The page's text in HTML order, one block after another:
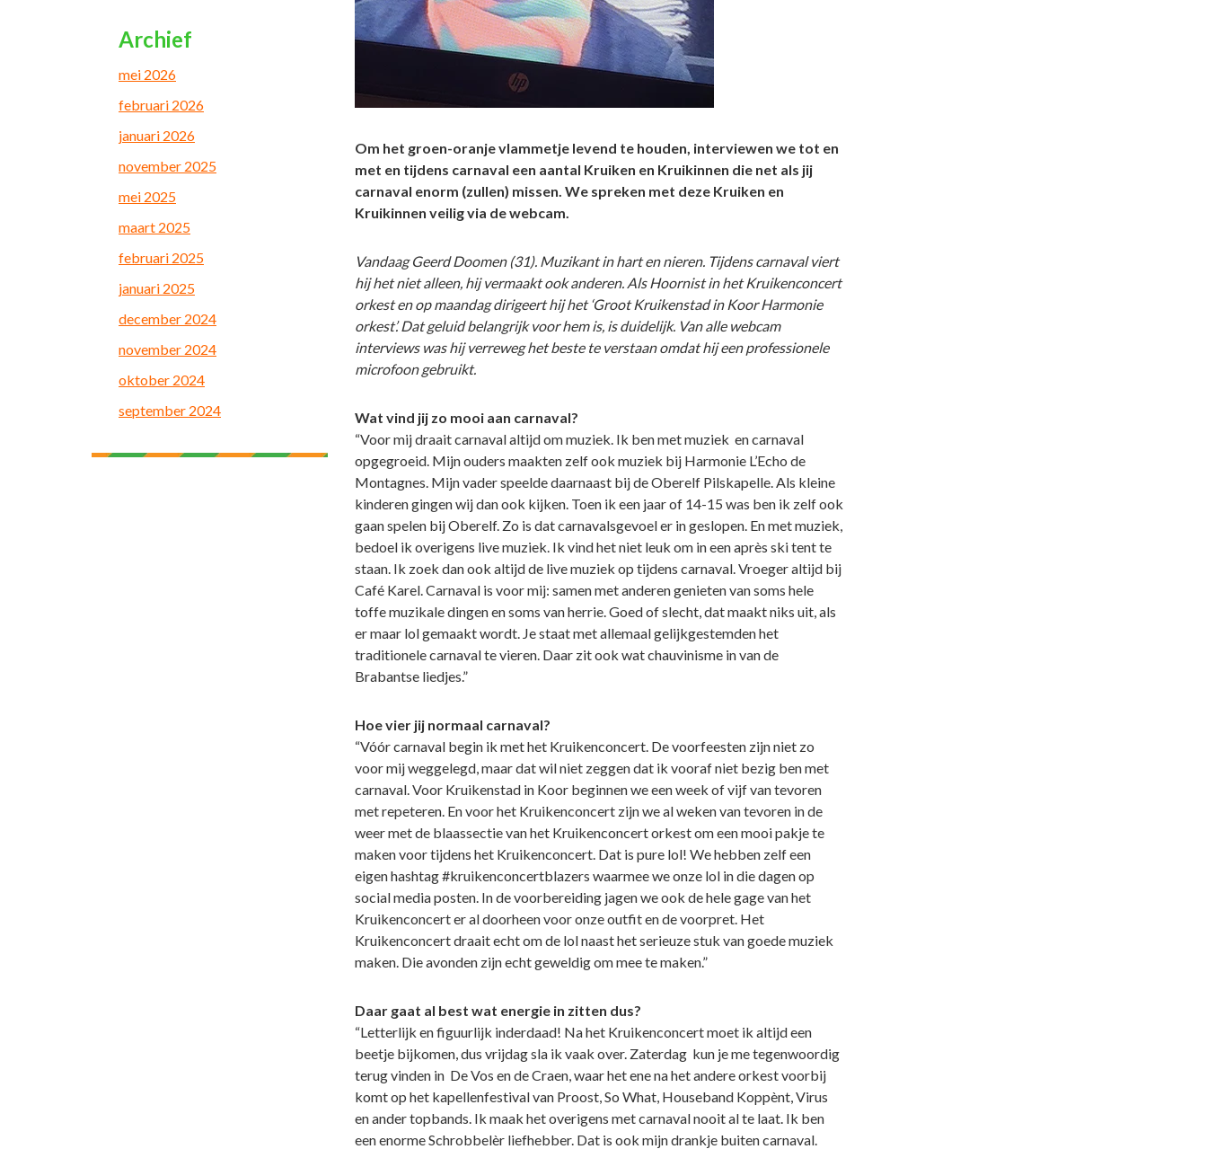
Archief
mei 2026
februari 2026
januari 2026
november 2025
mei 2025
maart 2025
februari 2025
januari 2025
december 2024
november 2024
oktober 2024
september 2024
Om het groen-oranje vlammetje levend te houden, interviewen we tot en
met en tijdens carnaval een aantal Kruiken en Kruikinnen die net als jij
carnaval enorm (zullen) missen. We spreken met deze Kruiken en
Kruikinnen veilig via de webcam.
Vandaag Geerd Doomen (31). Muzikant in hart en nieren. Tijdens carnaval viert
hij het niet alleen, hij vermaakt ook anderen. Als Hoornist in het Kruikenconcert
orkest en op maandag dirigeert hij het ‘Groot Kruikenstad in Koor Harmonie
orkest’. Dat geluid belangrijk voor hem is, is duidelijk. Van alle webcam
interviews was hij verreweg het beste te verstaan omdat hij een professionele
microfoon gebruikt.
Wat vind jij zo mooi aan carnaval?
“Voor mij draait carnaval altijd om muziek. Ik ben met muziek en carnaval
opgegroeid. Mijn ouders maakten zelf ook muziek bij Harmonie L’Echo de
Montagnes. Mijn vader speelde daarnaast bij de Oberelf Pilskapelle. Als kleine
kinderen gingen wij dan ook kijken. Toen ik een jaar of 14-15 was ben ik zelf ook
gaan spelen bij Oberelf. Zo is dat carnavalsgevoel er in geslopen. En met muziek,
bedoel ik overigens live muziek. Ik vind het niet leuk om in een après ski tent te
staan. Ik zoek dan ook altijd de live muziek op tijdens carnaval. Vroeger altijd bij
Café Karel. Carnaval is voor mij: samen met anderen genieten van soms hele
toffe muzikale dingen en soms van herrie. Goed of slecht, dat maakt niks uit, als
er maar lol gemaakt wordt. Je staat met allemaal gelijkgestemden het
traditionele carnaval te vieren. Daar zit ook wat chauvinisme in van de
Brabantse liedjes.”
Hoe vier jij normaal carnaval?
“Vóór carnaval begin ik met het Kruikenconcert. De voorfeesten zijn niet zo
voor mij weggelegd, maar dat wil niet zeggen dat ik vooraf niet bezig ben met
carnaval. Voor Kruikenstad in Koor beginnen we een week of vijf van tevoren
met repeteren. En voor het Kruikenconcert zijn we al weken van tevoren in de
weer met de blaassectie van het Kruikenconcert orkest om een mooi pakje te
maken voor tijdens het Kruikenconcert. Dat is pure lol! We hebben zelf een
eigen hashtag #kruikenconcertblazers waarmee we onze lol in die dagen op
social media posten. In de voorbereiding jagen we ook de hele gage van het
Kruikenconcert er al doorheen voor onze outfit en de voorpret. Het
Kruikenconcert draait echt om de lol naast het serieuze stuk van goede muziek
maken. Die avonden zijn echt geweldig om mee te maken.”
Daar gaat al best wat energie in zitten dus?
“Letterlijk en figuurlijk inderdaad! Na het Kruikenconcert moet ik altijd een
beetje bijkomen, dus vrijdag sla ik vaak over. Zaterdag kun je me tegenwoordig
terug vinden in De Vos en de Craen, waar het ene na het andere orkest voorbij
komt op het kapellenfestival van Proost, So What, Houseband Koppènt, Virus
en ander topbands. Ik maak het overigens met carnaval nooit al te laat. Ik ben
een enorme Schrobbelèr liefhebber. Dat is ook mijn drankje buiten carnaval.